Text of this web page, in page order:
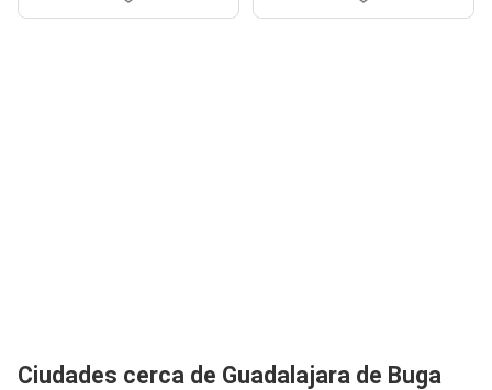
Ciudades cerca de Guadalajara de Buga